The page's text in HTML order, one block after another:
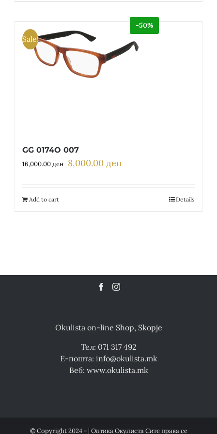
Sale!
-50%
GG 0174O 007
16,000.00ден Original
8,000.00 денCurrent
8,000.00 ден.
Add to cart Details
Okulista on-line Shop, Skopje
Тел: 071 317 492
Е-пошта: info@okulista.mk
Веб: www.okulista.mk
© Copyright 2024 - | Оптика Окулиста Сите права се